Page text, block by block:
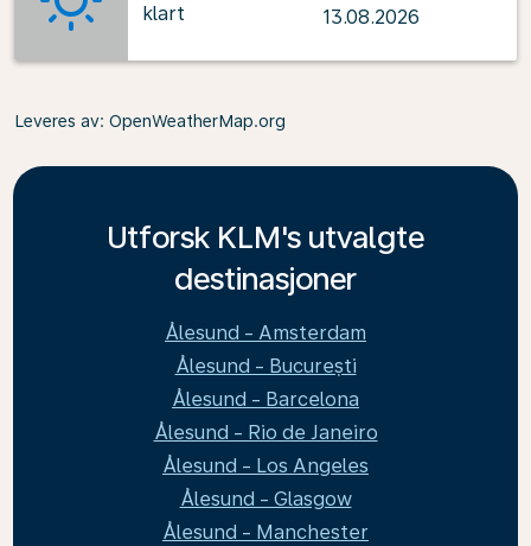
klart
13.08.2026
Leveres av: OpenWeatherMap.org
Utforsk KLM's utvalgte
destinasjoner
Ålesund - Amsterdam
Ålesund - București
Ålesund - Barcelona
Ålesund - Rio de Janeiro
Ålesund - Los Angeles
Ålesund - Glasgow
Ålesund - Manchester